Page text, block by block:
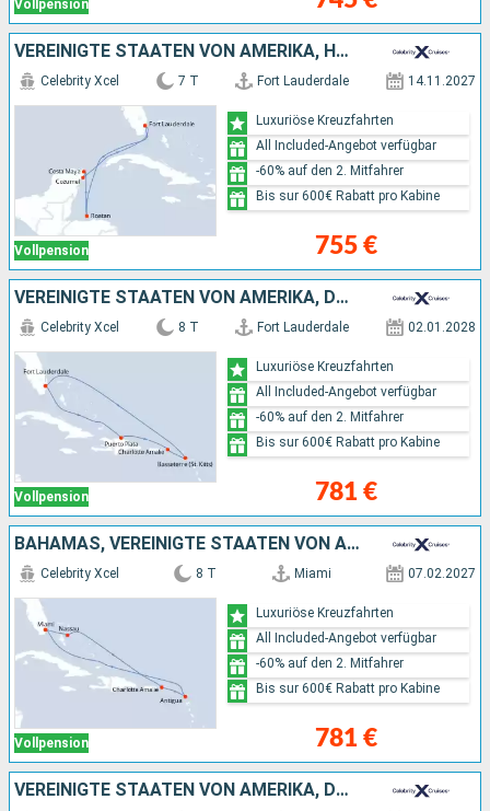
Vollpension
VEREINIGTE STAATEN VON AMERIKA, HONDURAS, MEXIKO
Vollpension
Celebrity Xcel 7 T Fort Lauderdale 14.11.2027
755 €
Luxuriöse Kreuzfahrten
All Included-Angebot verfügbar
-60% auf den 2. Mitfahrer
Bis sur 600€ Rabatt pro Kabine
VEREINIGTE STAATEN VON AMERIKA, DOMINIKANISCHE REPUBLIK
Vollpension
Celebrity Xcel 8 T Fort Lauderdale 02.01.2028
781 €
Luxuriöse Kreuzfahrten
All Included-Angebot verfügbar
-60% auf den 2. Mitfahrer
Bis sur 600€ Rabatt pro Kabine
BAHAMAS, VEREINIGTE STAATEN VON AMERIKA, ANTIGUA UND BARBUDA
Vollpension
Celebrity Xcel 8 T Miami 07.02.2027
781 €
Luxuriöse Kreuzfahrten
All Included-Angebot verfügbar
-60% auf den 2. Mitfahrer
Bis sur 600€ Rabatt pro Kabine
VEREINIGTE STAATEN VON AMERIKA, DOMINIKANISCHE REPUBLIK